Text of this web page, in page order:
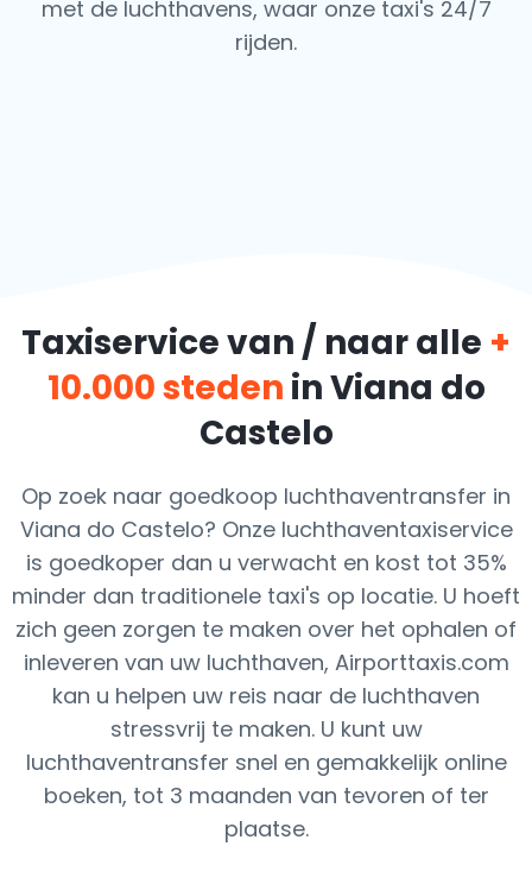
met de luchthavens, waar onze taxi's 24/7
rijden.
Taxiservice van / naar alle +
10.000 steden in Viana do
Castelo
Op zoek naar goedkoop luchthaventransfer in
Viana do Castelo? Onze luchthaventaxiservice
is goedkoper dan u verwacht en kost tot 35%
minder dan traditionele taxi's op locatie. U hoeft
zich geen zorgen te maken over het ophalen of
inleveren van uw luchthaven, Airporttaxis.com
kan u helpen uw reis naar de luchthaven
stressvrij te maken. U kunt uw
luchthaventransfer snel en gemakkelijk online
boeken, tot 3 maanden van tevoren of ter
plaatse.